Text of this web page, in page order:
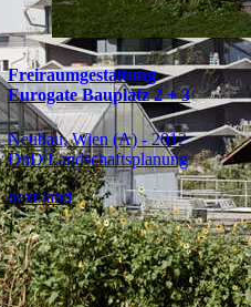
Freiraumgestaltung
Eurogate Bauplatz 2 + 3
Neubau, Wien (A) - 2012
DnD Landschaftsplanung
next.land